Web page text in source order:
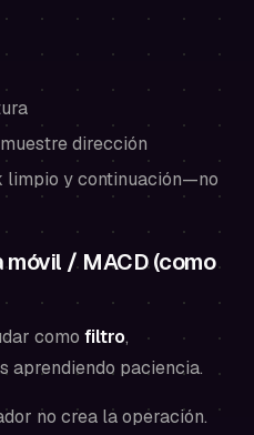
dirección
y continuación—no
móvil / MACD (como
como filtro,
aprendiendo paciencia.
no crea la operación.